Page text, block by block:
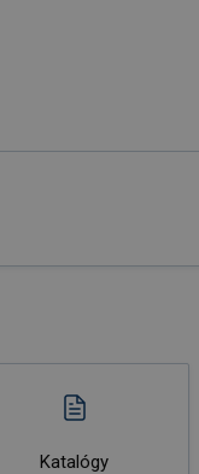
Katalógy